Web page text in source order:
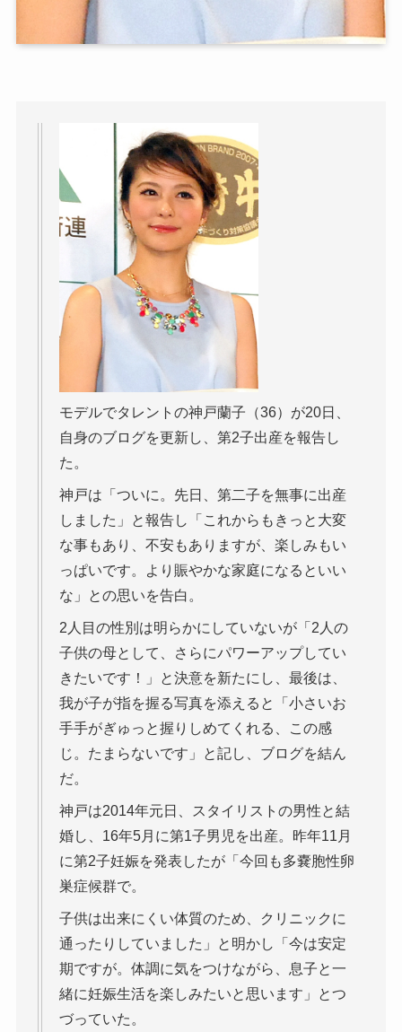
モデルでタレントの神戸蘭子（36）が20日、
自身のブログを更新し、第2子出産を報告し
た。
神戸は「ついに。先日、第二子を無事に出産
しました」と報告し「これからもきっと大変
な事もあり、不安もありますが、楽しみもい
っぱいです。より賑やかな家庭になるといい
な」との思いを告白。
2人目の性別は明らかにしていないが「2人の
子供の母として、さらにパワーアップしてい
きたいです！」と決意を新たにし、最後は、
我が子が指を握る写真を添えると「小さいお
手手がぎゅっと握りしめてくれる、この感
じ。たまらないです」と記し、ブログを結ん
だ。
神戸は2014年元日、スタイリストの男性と結
婚し、16年5月に第1子男児を出産。昨年11月
に第2子妊娠を発表したが「今回も多嚢胞性卵
巣症候群で。
子供は出来にくい体質のため、クリニックに
通ったりしていました」と明かし「今は安定
期ですが。体調に気をつけながら、息子と一
緒に妊娠生活を楽しみたいと思います」とつ
づっていた。